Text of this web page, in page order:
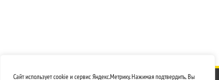
Сайт использует cookie и сервис Яндекс.Метрику. Нажимая подтвердить, Вы